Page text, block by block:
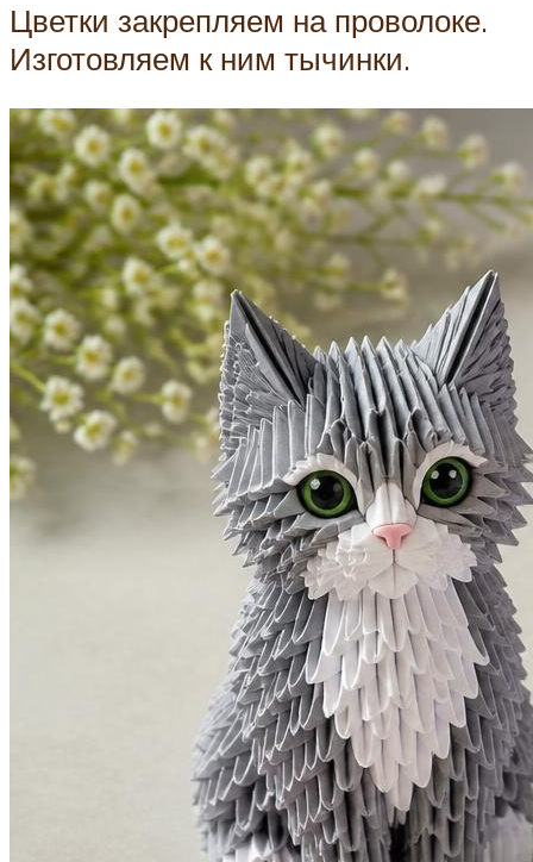
Цветки закрепляем на проволоке.
Изготовляем к ним тычинки.